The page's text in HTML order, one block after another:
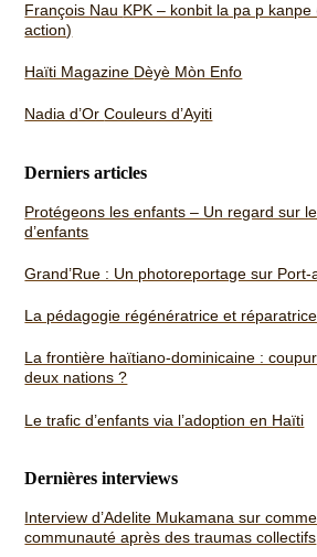
François Nau KPK – konbit la pa p
action)
Haïti Magazine Dèyè Mòn Enfo
Nadia d’OrCouleurs d’Ayiti
Derniers articles
Protégeons les enfants – Un regard sur
d’enfants
Grand’Rue : Un photoreportage sur Port-
La pédagogie régénératrice et réparatrice
La frontière haïtiano-dominicaine :
deux nations ?
Le trafic d’enfants via l’adoption en Haïti
Dernières interviews
Interview d’Adelite Mukamana sur
communauté après des traumas collectifs